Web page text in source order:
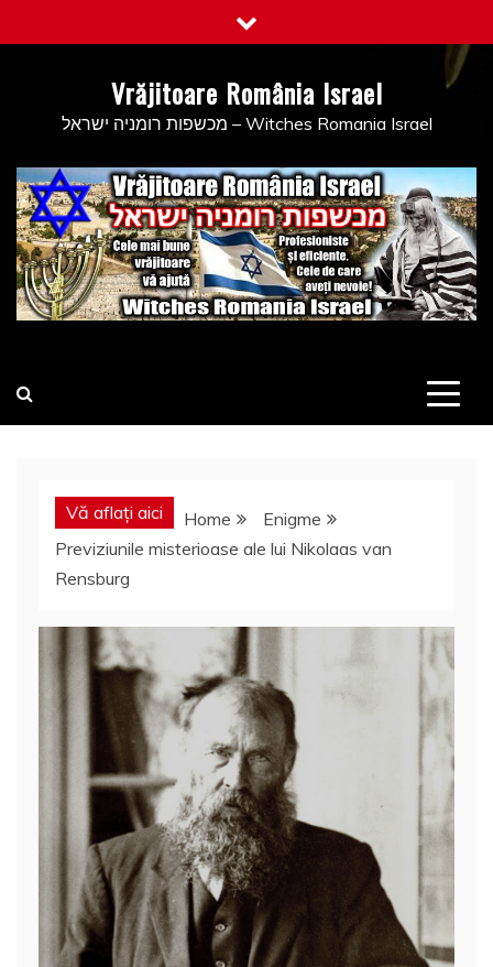
to
Vrăjitoare România Israel
מכשפות רומניה ישראל – Witches Romania Israel
Vă aflați aici Home
Enigme
Previziunile misterioase ale lui Nikolaas van
Rensburg